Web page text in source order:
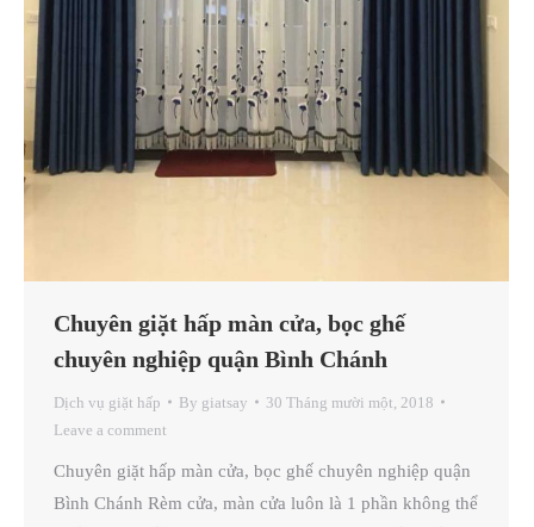
Chuyên giặt hấp màn cửa, bọc ghế
chuyên nghiệp quận Bình Chánh
Dịch vụ giặt hấp By giatsay
30 Tháng mười một, 2018
Leave a comment
Chuyên giặt hấp màn cửa, bọc ghế chuyên nghiệp quận
Bình Chánh Rèm cửa, màn cửa luôn là 1 phần không thể